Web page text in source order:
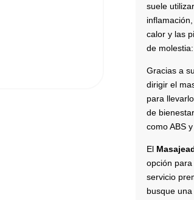
suele
calor y las
de
Gracias a
dirigir el
para
de
como ABS
El
opción
servicio
busque